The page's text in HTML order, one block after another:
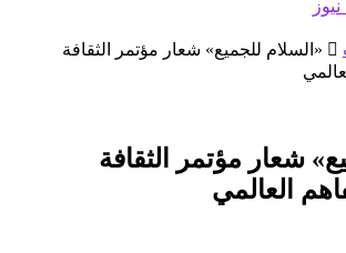
«السلام للجميع» شعار مؤتمر الثقافة
شعار مؤتمر الثقافة
العالمي